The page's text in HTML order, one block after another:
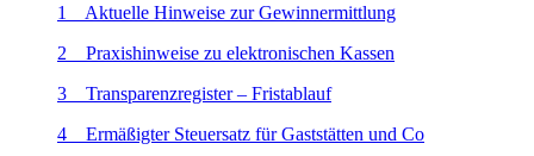
1 Aktuelle Hinweise zur Gewinnermittlung
2 Praxishinweise zu elektronischen Kassen
3 Transparenzregister – Fristablauf
4 Ermäßigter Steuersatz für Gaststätten und Co